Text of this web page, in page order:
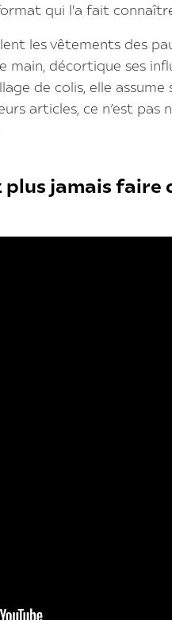
qui l'a fait
les vêtements des
main, décortique ses
de colis, elle
articles, ce n’est pas
plus jamais faire